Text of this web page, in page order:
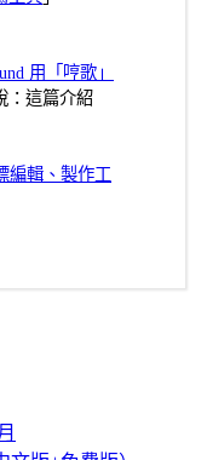
用「哼歌」
：這篇介紹
編輯、製作工